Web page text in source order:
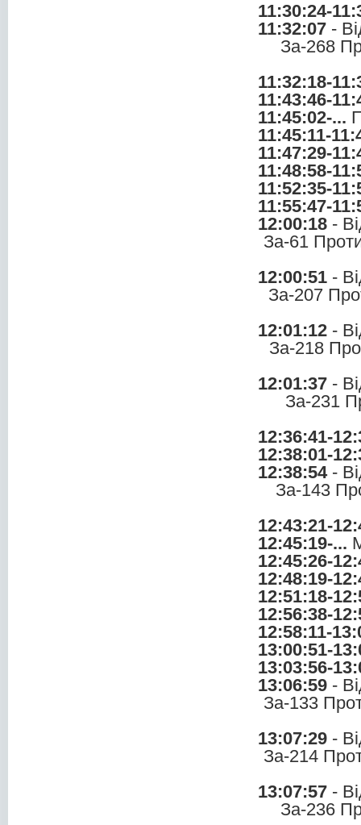
11:30:24-
11:32:07 -
За-268
11:32:18-
11:43:46-
11:45:02-...
11:45:11-
11:47:29-
11:48:58-
11:52:35-
11:55:47-
12:00:18 -
За-61
12:00:51 -
За-207
12:01:12 -
За-218
12:01:37 -
За-231
12:36:41-
12:38:01-
12:38:54-
За-143
12:43:21-
12:45:19-...
12:45:26-
12:48:19-
12:51:18-
12:56:38-
12:58:11-
13:00:51-
13:03:56-
13:06:59 -
За-133
13:07:29 -
За-214
13:07:57 -
За-236